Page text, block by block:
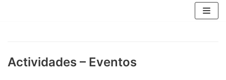
Actividades – Eventos